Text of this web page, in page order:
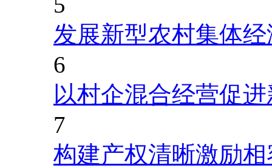
发展新型农村集体
6
以村企混合经营促
7
构建产权清晰激励